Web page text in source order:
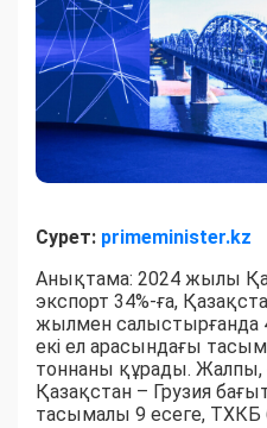
Сурет: primeminister.kz
Анықтама: 2024 жылы
экспорт 34%-ға,
жылмен салыстырғанда
екі ел арасындағы
тоннаны құрады.
Қазақстан – Грузия
тасымалы 9 есеге, ТХКБ